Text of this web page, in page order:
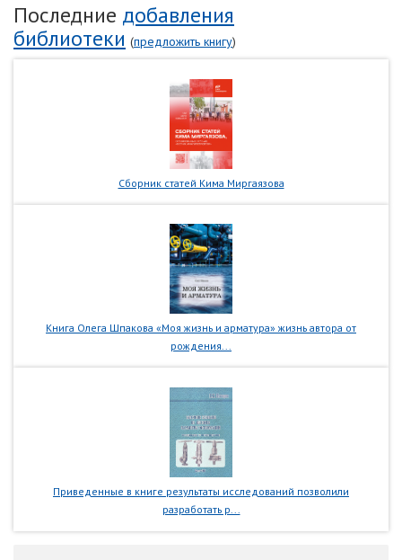
Последние добавления
библиотеки (предложить книгу)
Сборник статей Кима Миргаязова
Книга Олега Шпакова «Моя жизнь и арматура» жизнь автора от
рождения...
Приведенные в книге результаты исследований позволили
разработать р...